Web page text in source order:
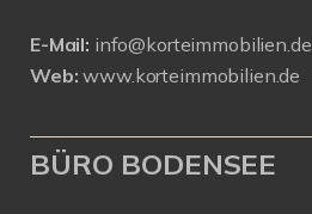
E-Mail: info@korteimmobilien.de
Web: www.korteimmobilien.de
BÜRO BODENSEE